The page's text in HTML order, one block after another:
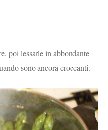
poi lessarle in abbondante
sono ancora croccanti.